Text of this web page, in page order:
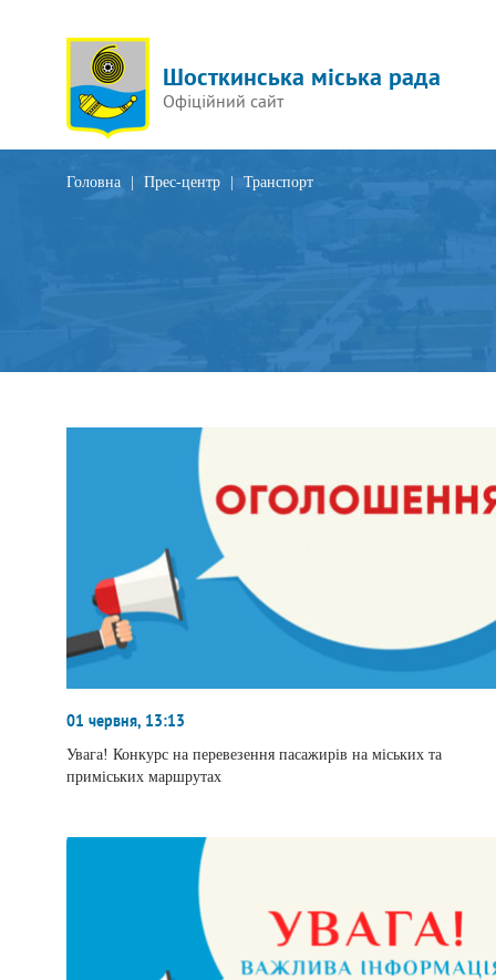
Шосткинська міська рада
Офіційний сайт
Головна Прес-центр Транспорт
01 червня, 13:13
Увага! Конкурс на перевезення пасажирів на міських та
приміських маршрутах